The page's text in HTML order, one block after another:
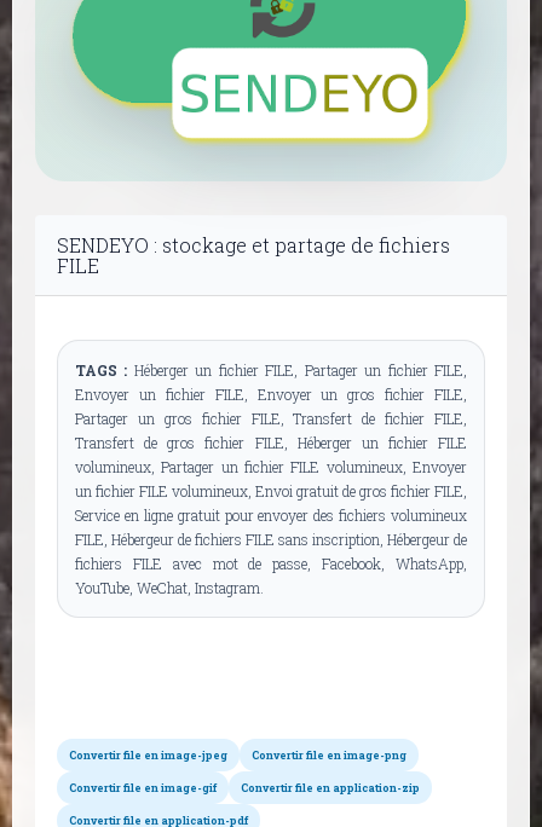
SENDEYO : stockage et partage de fichiers
FILE
TAGS : Héberger un fichier FILE, Partager un fichier FILE,
Envoyer un fichier FILE, Envoyer un gros fichier FILE,
Partager un gros fichier FILE, Transfert de fichier FILE,
Transfert de gros fichier FILE, Héberger un fichier FILE
volumineux, Partager un fichier FILE volumineux, Envoyer
un fichier FILE volumineux, Envoi gratuit de gros fichier FILE,
Service en ligne gratuit pour envoyer des fichiers volumineux
FILE, Hébergeur de fichiers FILE sans inscription, Hébergeur de
fichiers FILE avec mot de passe, Facebook, WhatsApp,
YouTube, WeChat, Instagram.
Convertir file en image-jpeg Convertir file en image-png
Convertir file en image-gif Convertir file en application-zip
Convertir file en application-pdf